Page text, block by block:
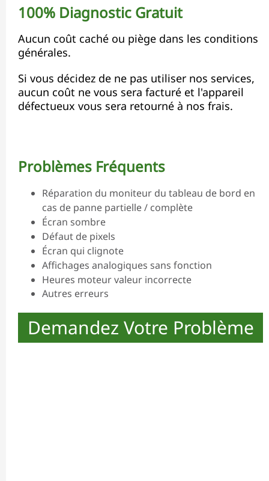
100% Diagnostic Gratuit
Aucun coût caché ou piège dans les conditions
générales.
Si vous décidez de ne pas utiliser nos services,
aucun coût ne vous sera facturé et l'appareil
défectueux vous sera retourné à nos frais.
Problèmes Fréquents
Réparation du moniteur du tableau de bord en
cas de panne partielle / complète
Écran sombre
Défaut de pixels
Écran qui clignote
Affichages analogiques sans fonction
Heures moteur valeur incorrecte
Autres erreurs
Demandez Votre Problème